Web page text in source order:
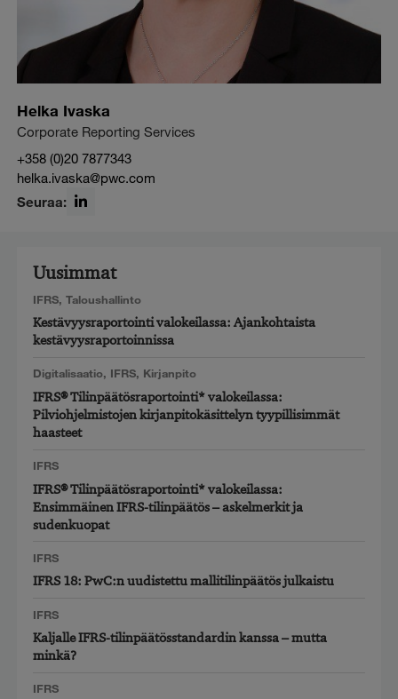
Helka Ivaska
Corporate Reporting Services
+358 (0)20 7877343
helka.ivaska@pwc.com
Seuraa:
Uusimmat
IFRS, Taloushallinto
Kestävyysraportointi valokeilassa: Ajankohtaista
kestävyysraportoinnissa
Digitalisaatio, IFRS, Kirjanpito
IFRS® Tilinpäätösraportointi* valokeilassa:
Pilviohjelmistojen kirjanpitokäsittelyn tyypillisimmät
haasteet
IFRS
IFRS® Tilinpäätösraportointi* valokeilassa:
Ensimmäinen IFRS-tilinpäätös – askelmerkit ja
sudenkuopat
IFRS
IFRS 18: PwC:n uudistettu mallitilinpäätös julkaistu
IFRS
Kaljalle IFRS-tilinpäätösstandardin kanssa – mutta
minkä?
IFRS